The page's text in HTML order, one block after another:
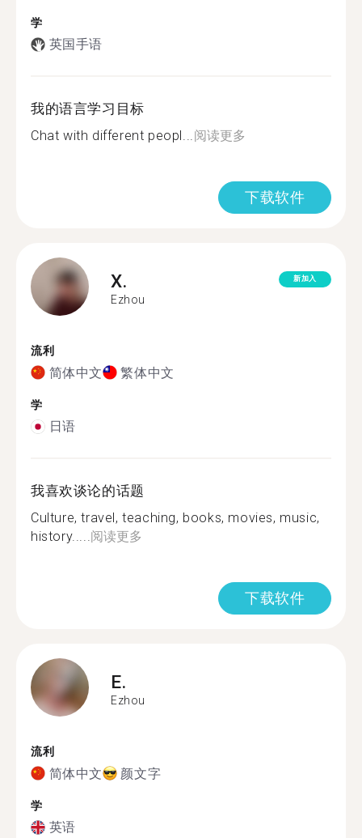
学
英国手语
我的语言学习目标
Chat with different peopl...阅读更多
下载软件
X.
Ezhou
新加入
流利
简体中文 繁体中文
学
日语
我喜欢谈论的话题
Culture, travel, teaching, books, movies, music,
history.....阅读更多
下载软件
E.
Ezhou
流利
简体中文 颜文字
学
英语